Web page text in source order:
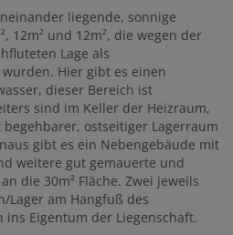
liegende, sonnige
12m² und 12m², die wegen der
Lage als
Hier gibt es einen
dieser Bereich ist
sind im Keller der Heizraum,
ostseitiger Lagerraum
gibt es ein Nebengebäude mit
weitere gut gemauerte und
die 30m² Fläche. Zwei jeweils
Lager am Hangfuß des
ins Eigentum der Liegenschaft.